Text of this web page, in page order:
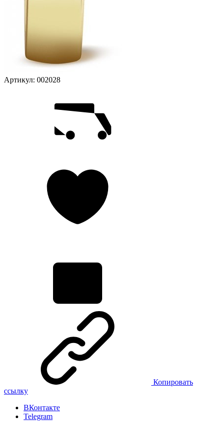
Артикул: 002028
Копировать
ссылку
ВКонтакте
Telegram